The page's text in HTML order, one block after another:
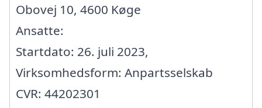
Obovej 10, 4600 Køge
Ansatte:
Startdato: 26. juli 2023,
Virksomhedsform: Anpartsselskab
CVR: 44202301